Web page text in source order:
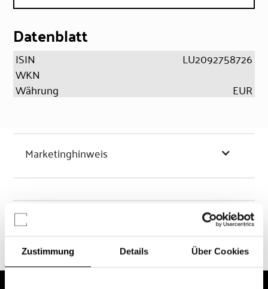
Zustimmung Details Über Cookies
Datenblatt
ISIN
LU2092758726
WKN
Währung
EUR
Marketinghinweis
Chancen & Risiken